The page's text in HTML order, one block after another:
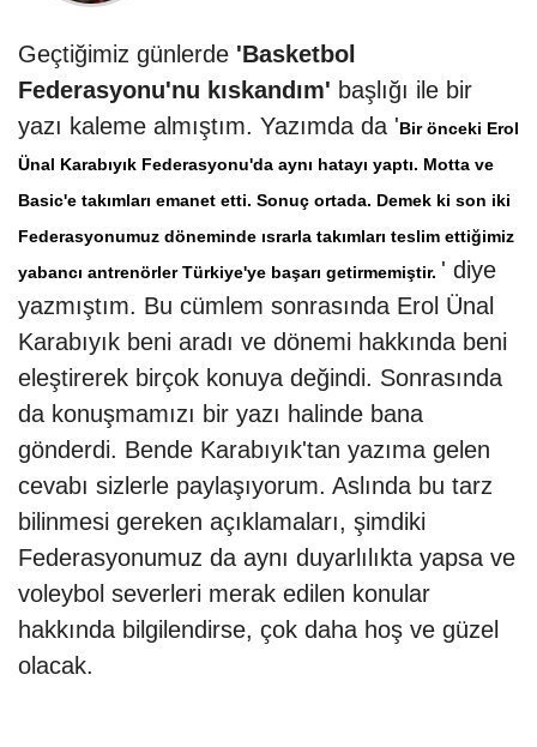
Geçtiğimiz günlerde 'Basketbol
Federasyonu'nu kıskandım' başlığı ile bir
yazı kaleme almıştım. Yazımda da 'Bir önceki Erol
Ünal Karabıyık Federasyonu'da aynı hatayı yaptı. Motta ve
Basic'e takımları emanet etti. Sonuç ortada. Demek ki son iki
Federasyonumuz döneminde ısrarla takımları teslim ettiğimiz
yabancı antrenörler Türkiye'ye başarı getirmemiştir. ' diye
yazmıştım. Bu cümlem sonrasında Erol Ünal
Karabıyık beni aradı ve dönemi hakkında beni
eleştirerek birçok konuya değindi. Sonrasında
da konuşmamızı bir yazı halinde bana
gönderdi. Bende Karabıyık'tan yazıma gelen
cevabı sizlerle paylaşıyorum. Aslında bu tarz
bilinmesi gereken açıklamaları, şimdiki
Federasyonumuz da aynı duyarlılıkta yapsa ve
voleybol severleri merak edilen konular
hakkında bilgilendirse, çok daha hoş ve güzel
olacak.